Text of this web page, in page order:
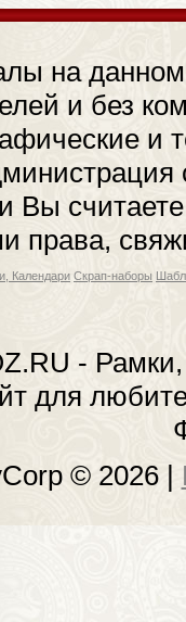
на
и без
и
Вы
права,
Календари Скрап-наборы
-
для
© 2026 |